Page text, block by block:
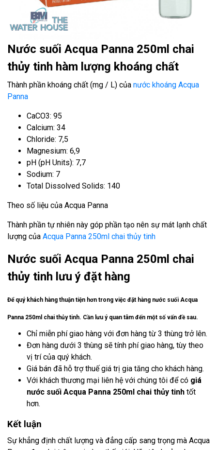
Nước suối Acqua Panna 250ml chai
thủy tinh hàm lượng khoáng chất
Thành phần khoáng chất (mg / L) của nước khoáng Acqua
Panna
CaCO3: 95
Calcium: 34
Chloride: 7,5
Magnesium: 6,9
pH (pH Units): 7,7
Sodium: 7
Total Dissolved Solids: 140
Theo số liệu của Acqua Panna
Thành phần tự nhiên này góp phần tạo nên sự mát lạnh chất
lượng của Acqua Panna 250ml chai thủy tinh
Nước suối Acqua Panna 250ml chai
thủy tinh lưu ý đặt hàng
Để quý khách hàng thuận tiện hơn trong việc đặt hàng nước suối Acqua
Panna 250ml chai thủy tinh. Cần lưu ý quan tâm đến một số vấn đề sau.
Chỉ miễn phí giao hàng với đơn hàng từ 3 thùng trở lên.
Đơn hàng dưới 3 thùng sẽ tính phí giao hàng, tùy theo
vị trí của quý khách.
Giá bán đã hỗ trợ thuế giá trị gia tăng cho khách hàng.
Với khách thương mại liên hệ với chúng tôi để có giá
nước suối Acqua Panna 250ml chai thủy tinh tốt
hơn.
Kết luận
Sự khẳng định chất lượng và đẳng cấp sang trọng mà Acqua